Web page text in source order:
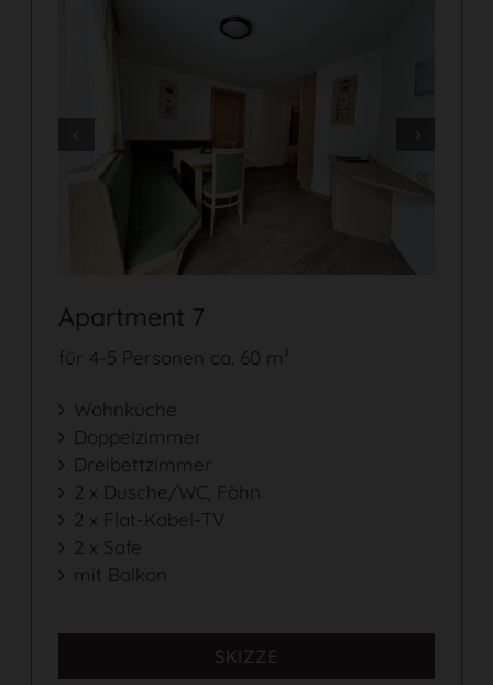
Apartment 7
für 4-5 Personen ca. 60 m²
Wohnküche
Doppelzimmer
Dreibettzimmer
2 x Dusche/WC, Föhn
2 x Flat-Kabel-TV
2 x Safe
mit Balkon
SKIZZE